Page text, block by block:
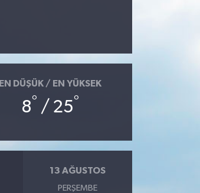
EN DÜŞÜK / EN YÜKSEK
8° / 25°
13 AĞUSTOS
PERŞEMBE